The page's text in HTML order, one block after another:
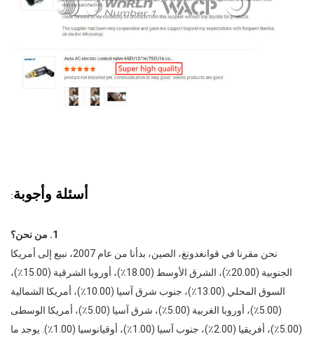
أسئلة وأجوبة:
1. من نحن؟
نحن مقرنا في قوانغدونغ، الصين، بدأنا من عام 2007، نبيع إلى أمريكا
الجنوبية (20.00٪)، الشرق الأوسط (18.00٪)، أوروبا الشرقية (15.00٪)،
السوق المحلي (13.00٪)، جنوب شرق آسيا (10.00٪)، أمريكا الشمالية
(5.00٪)، أوروبا الغربية (5.00٪)، شرق آسيا (5.00٪)، أمريكا الوسطى
(5.00٪)، أفريقيا (2.00٪)، جنوب آسيا (1.00٪)، أوقيانوسيا (1.00٪). يوجد ما